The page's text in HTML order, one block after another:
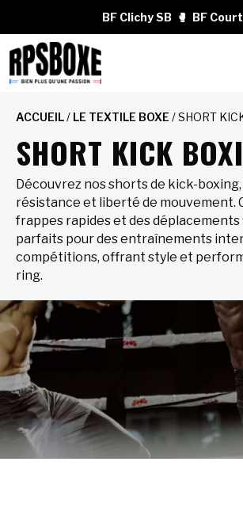
BF Clichy SB 🥊 BF
ACCUEIL/ LE TEXTILE BOXE / SHORT
SHORT KICK
Découvrez nos shorts de kick-
résistance et liberté de mouvement.
frappes rapides et des déplacements
parfaits pour des entraînements
compétitions, offrant style et
ring.